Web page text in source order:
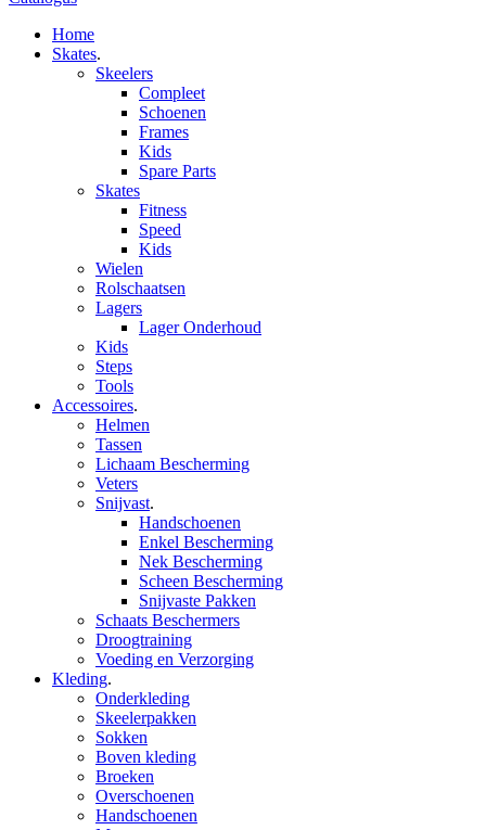
Home
Skates.
Skeelers
Compleet
Schoenen
Frames
Kids
Spare Parts
Skates
Fitness
Speed
Kids
Wielen
Rolschaatsen
Lagers
Lager Onderhoud
Kids
Steps
Tools
Accessoires.
Helmen
Tassen
Lichaam Bescherming
Veters
Snijvast.
Handschoenen
Enkel Bescherming
Nek Bescherming
Scheen Bescherming
Snijvaste Pakken
Schaats Beschermers
Droogtraining
Voeding en Verzorging
Kleding.
Onderkleding
Skeelerpakken
Sokken
Boven kleding
Broeken
Overschoenen
Handschoenen